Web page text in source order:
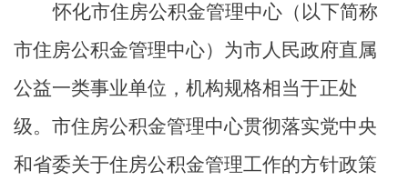
怀化市住房公积金管理中心（以下简称
市住房公积金管理中心）为市人民政府直属
公益一类事业单位，机构规格相当于正处
级。市住房公积金管理中心贯彻落实党中央
和省委关于住房公积金管理工作的方针政策